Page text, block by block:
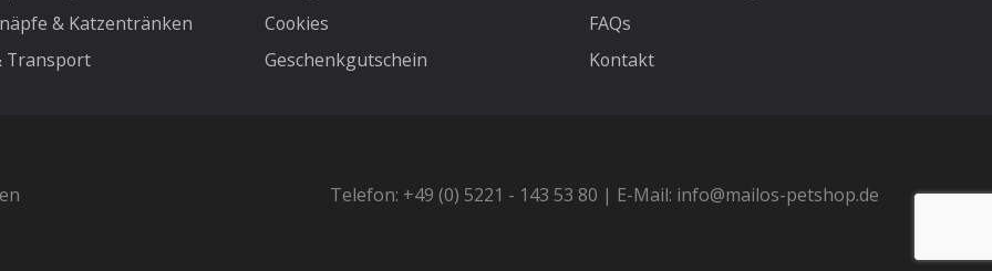
& Katzentränken
Transport
Cookies
Geschenkgutschein
FAQs
Kontakt
Telefon: +49 (0) 5221 - 143 53 80 | E-Mail: info@mailos-petshop.de